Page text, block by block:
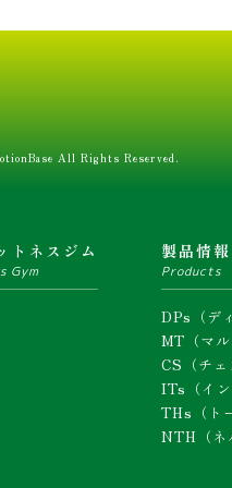
All Rights Reserved.
トネスジム
Gym
製品情報
Products
DPs（デ
MT（マル
CS（チェ
ITs（イン
THs（ト
NTH（ネ